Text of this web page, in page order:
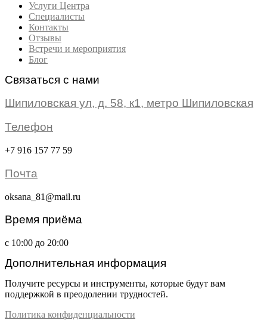
Услуги Центра
Специалисты
Контакты
Отзывы
Встречи и мероприятия
Блог
Связаться с нами
Шипиловская ул, д. 58, к1, метро Шипиловская
Телефон
+7 916 157 77 59
Почта
oksana_81@mail.ru
Время приёма
с 10:00 до 20:00
Дополнительная информация
Получите ресурсы и инструменты, которые будут вам
поддержкой в преодолении трудностей.
Политика конфиденциальности